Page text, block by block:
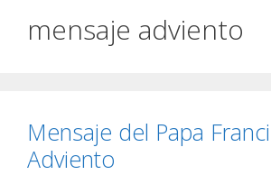
mensaje adviento
Mensaje del Papa
Adviento